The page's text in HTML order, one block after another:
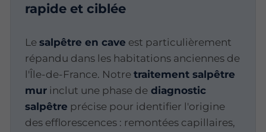
rapide et ciblée
Le salpêtre en cave est particulièrement
répandu dans les habitations anciennes de
l'Île-de-France. Notre traitement salpêtre
murinclut une phase dediagnostic
salpêtre précise pour identifier l'origine
des efflorescences : remontées capillaires,